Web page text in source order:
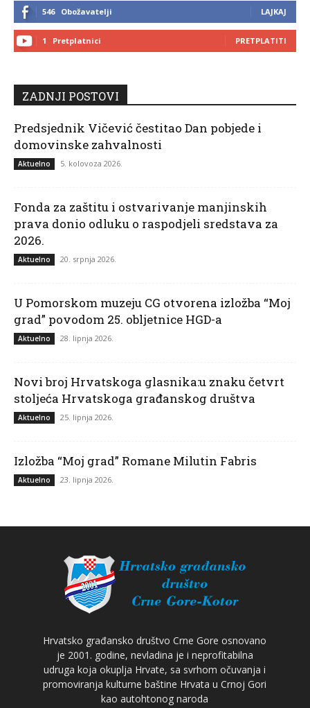
546 Obožavatelji LAJKAJ
1 Pretplatnici PRETPLATITI
ZADNJI POSTOVI
Predsjednik Vičević čestitao Dan pobjede i
domovinske zahvalnosti
Aktuelno 5. kolovoza 2026.
Fonda za zaštitu i ostvarivanje manjinskih
prava donio odluku o raspodjeli sredstava za
2026.
Aktuelno 20. srpnja 2026.
U Pomorskom muzeju CG otvorena izložba “Moj
grad” povodom 25. obljetnice HGD-a
Aktuelno 28. lipnja 2026.
Novi broj Hrvatskoga glasnika:u znaku četvrt
stoljeća Hrvatskoga građanskog društva
Aktuelno 25. lipnja 2026.
Izložba “Moj grad” Romane Milutin Fabris
Aktuelno 23. lipnja 2026.
Hrvatsko građansko društvo Crne Gore osnovano
je 2001. godine, nevladina je i neprofitabilna
udruga koja okuplja Hrvate, sa svrhom očuvanja i
promoviranja kulturne baštine Hrvata u Crnoj Gori
kao autohtonog naroda